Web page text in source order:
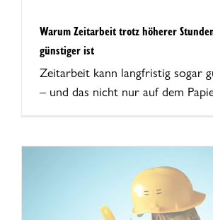
Warum Zeitarbeit trotz höherer
günstiger ist
Zeitarbeit kann langfristig sogar
– und das nicht nur auf dem